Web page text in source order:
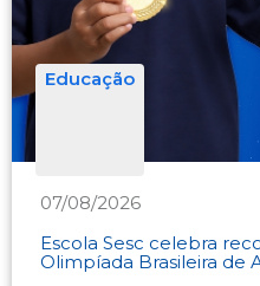
Educação
07/08/2026
Escola Sesc celebra
Olimpíada Brasileira de